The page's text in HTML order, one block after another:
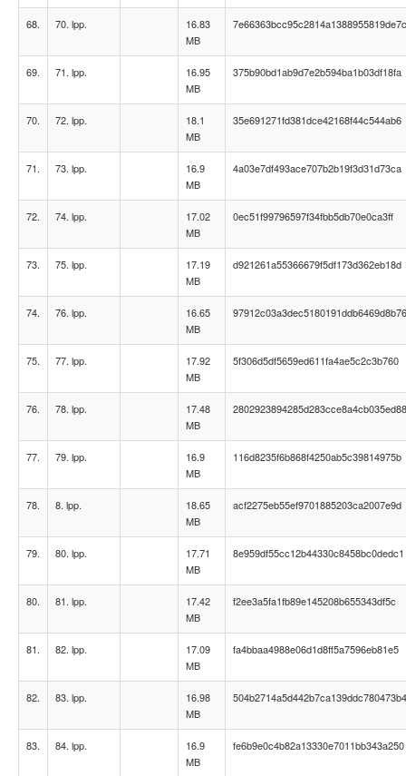
68. 70. lpp.
16.83
MB
7e66363bcc95c2814a1388955819de7c
69. 71. lpp.
16.95
MB
375b90bd1ab9d7e2b594ba1b03df18fa
70. 72. lpp.
18.1
MB
35e691271fd381dce42168f44c544ab6
71. 73. lpp.
16.9
MB
4a03e7df493ace707b2b19f3d31d73ca
72. 74. lpp.
17.02
MB
0ec51f99796597f34fbb5db70e0ca3ff
73. 75. lpp.
17.19
MB
d921261a55366679f5df173d362eb18d
74. 76. lpp.
16.65
MB
97912c03a3dec5180191ddb6469d8b76
75. 77. lpp.
17.92
MB
5f306d5df5659ed611fa4ae5c2c3b760
76. 78. lpp.
17.48
MB
2802923894285d283cce8a4cb035ed88
77. 79. lpp.
16.9
MB
116d8235f6b868f4250ab5c39814975b
78. 8. lpp.
18.65
MB
acf2275eb55ef9701885203ca2007e9d
79. 80. lpp.
17.71
MB
8e959df55cc12b44330c8458bc0dedc1
80. 81. lpp.
17.42
MB
f2ee3a5fa1fb89e145208b655343df5c
81. 82. lpp.
17.09
MB
fa4bbaa4988e06d1d8ff5a7596eb81e5
82. 83. lpp.
16.98
MB
504b2714a5d442b7ca139ddc780473b4
83. 84. lpp.
16.9
MB
fe6b9e0c4b82a13330e7011bb343a250